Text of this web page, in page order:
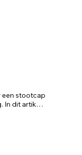
een stootcap
In dit artikel
inhoudt